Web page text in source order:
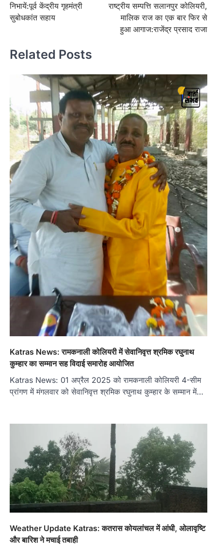
निभायें:पूर्व केंद्रीय गृहमंत्री
सुबोधकांत सहाय
राष्ट्रीय सम्पत्ति सलानपुर कोलियरी,
मालिक राज का एक बार फिर से
हुआ आगाज:राजेंद्र प्रसाद राजा
Related Posts
Katras News: रामकनाली कोलियरी में सेवानिवृत्त श्रमिक रघुनाथ
कुम्हार का सम्मान सह विदाई समारोह आयोजित
Katras News: 01 अप्रैल 2025 को रामकनाली कोलियरी 4-सीम
प्रांगण में मंगलवार को सेवानिवृत्त श्रमिक रघुनाथ कुम्हार के सम्मान में…
Weather Update Katras: कतरास कोयलांचल में आंधी, ओलावृष्टि
और बारिश ने मचाई तबाही